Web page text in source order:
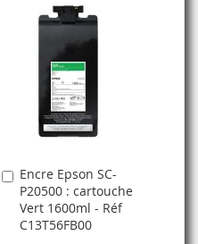
Encre Epson SC-
P20500 : cartouche
Vert 1600ml - Réf
C13T56FB00
Ajouter
au
panier